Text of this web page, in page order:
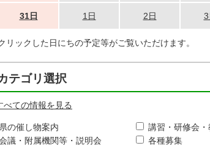
31日 1日 2日 3
リックした日にちの予定等がご覧いただけます。
テゴリ選択
べての情報を見る
の催し物案内 講習・研修会・
議・附属機関等・説明会
各種募集